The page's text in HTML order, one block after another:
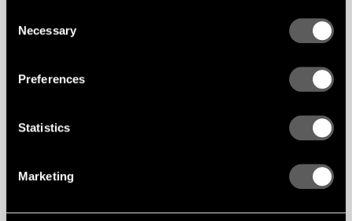
Selection
Necessary
Preferences
Statistics
Marketing
FALA